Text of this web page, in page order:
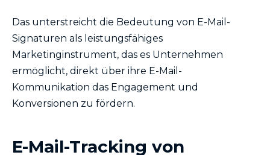
Das unterstreicht die Bedeutung von E-Mail-
Signaturen als leistungsfähiges
Marketinginstrument, das es Unternehmen
ermöglicht, direkt über ihre E-Mail-
Kommunikation das Engagement und
Konversionen zu fördern.
E-Mail-Tracking von